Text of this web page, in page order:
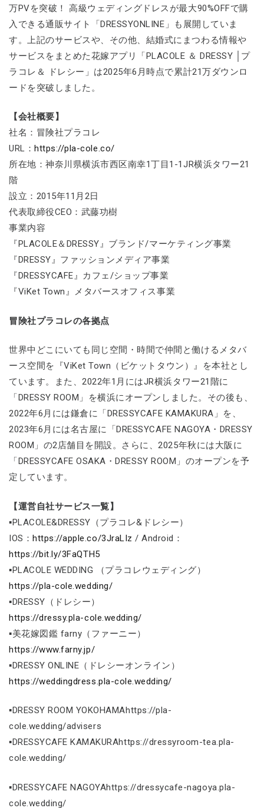
万PVを突破！ 高級ウェディングドレスが最大90%OFFで購
入できる通販サイト「DRESSYONLINE」も展開していま
す。上記のサービスや、その他、結婚式にまつわる情報や
サービスをまとめた花嫁アプリ「PLACOLE ＆ DRESSY │プ
ラコレ＆ ドレシー」は2025年6月時点で累計21万ダウンロ
ードを突破しました。
【会社概要】
社名：冒険社プラコレ
URL：https://pla-cole.co/
所在地：神奈川県横浜市西区南幸1丁目1-1JR横浜タワー21
階
設立：2015年11月2日
代表取締役CEO：武藤功樹
事業内容
『PLACOLE＆DRESSY』ブランド/マーケティング事業
『DRESSY』ファッションメディア事業
『DRESSYCAFE』カフェ/ショップ事業
『ViKet Town』メタバースオフィス事業
冒険社プラコレの各拠点
世界中どこにいても同じ空間・時間で仲間と働けるメタバ
ース空間を『ViKet Town（ビケットタウン）』を本社とし
ています。また、2022年1月にはJR横浜タワー21階に
「DRESSY ROOM」を横浜にオープンしました。その後も、
2022年6月には鎌倉に「DRESSYCAFE KAMAKURA」を、
2023年6月には名古屋に「DRESSYCAFE NAGOYA・DRESSY
ROOM」の2店舗目を開設。さらに、2025年秋には大阪に
「DRESSYCAFE OSAKA・DRESSY ROOM」のオープンを予
定しています。
【運営自社サービス一覧】
▪PLACOLE&DRESSY（プラコレ&ドレシー）
IOS：https://apple.co/3JraLIz / Android：
https://bit.ly/3FaQTH5
▪PLACOLE WEDDING （プラコレウェディング）
https://pla-cole.wedding/
▪DRESSY（ドレシー）
https://dressy.pla-cole.wedding/
▪美花嫁図鑑 farny（ファーニー）
https://www.farny.jp/
▪DRESSY ONLINE（ドレシーオンライン）
https://weddingdress.pla-cole.wedding/
▪DRESSY ROOM YOKOHAMAhttps://pla-
cole.wedding/advisers
▪DRESSYCAFE KAMAKURAhttps://dressyroom-tea.pla-
cole.wedding/
▪DRESSYCAFE NAGOYAhttps://dressycafe-nagoya.pla-
cole.wedding/